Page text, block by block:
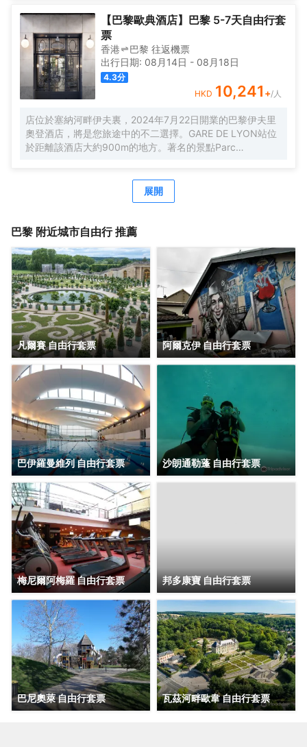
和空調，滿足您入住需求的同時又能增添家的温馨感。服務
人員會提前為您準備好電熱水壺，以滿足您的飲水需求。倘
若您在忙碌的一天後想在自己的客房內放鬆，提供吹風機的
客房浴室是不錯的選擇。在空閒的時候，去酒吧喝杯飲品放
鬆一下是不錯的選擇。如果旅客想在自己的房間舒適的用
餐，酒店可提供客房服務。酒店周邊的美食也等待着您的探
索，Alain Ducasse au Plaza Athenee（Alain Ducasse au
Plaza Athénée）（西餐）會供應一流的推薦美味龍蝦，Kei
Restaurant（西餐）和Le Grand Restaurant（Le Grand
Restaurant Jean-François Piège）（西餐）也會讓您大吃
一驚，定會對肋骨牛排和法式小牛胸腺讚不絕口。 優美的環
品質需求。品質保證的禮賓服務，讓您真正體驗賓至如歸的
【巴黎歐典酒店】巴黎 5-7天自由行套
票
香港 巴黎 往返機票
出行日期: 08月14日 - 08月18日
4.3分
HKD 10,241 +/人
店位於塞納河畔伊夫裏，2024年7月22日開業的巴黎伊夫里
奧登酒店，將是您旅途中的不二選擇。GARE DE LYON站位
於距離該酒店大約900m的地方。著名的景點Parc
房的裝飾十分考究，寬敞的房間，舒適的床，您可在這裏放
鬆身心，享受貼心的服務。 酒店客房都配備有熨衣設備、冰
供吹風機，拖鞋牙具可向前台索取，讓您感受到賓至如歸的
想要在自己的房間邊聽音樂邊享受美食，只需呼叫送餐服
務。 酒店提供的休閒設施，旨在為旅客營造多姿多彩、奢華
完美的住宿體驗。酒店設有24小時前台諮詢服務，為下榻至
此的您提供最貼心的行程安排。
展開
巴黎 附近城市自由行 推薦
凡爾賽 自由行套票 阿爾克伊 自由行套票
巴伊羅曼維列 自由行套票 沙朗通勒蓬 自由行套票
梅尼爾阿梅羅 自由行套票 邦多康寶 自由行套票
巴尼奧萊 自由行套票 瓦茲河畔歐韋 自由行套票